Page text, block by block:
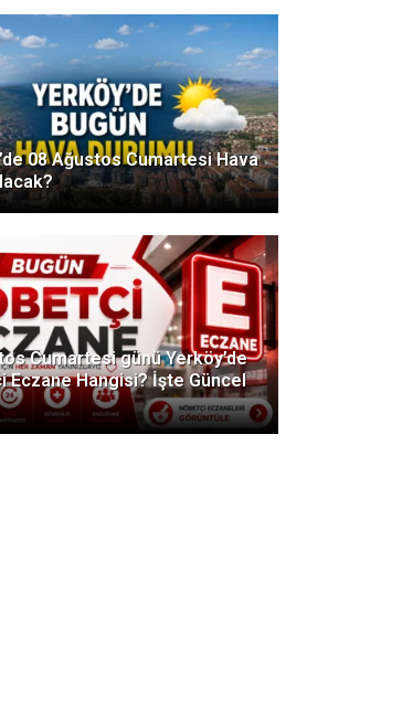
08 Ağustos Cumartesi Hava
Cumartesi günü Yerköy’de
Eczane Hangisi? İşte Güncel